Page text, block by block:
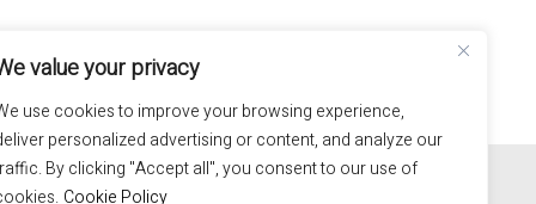
value your privacy
use cookies to improve your browsing experience,
personalized advertising or content, and analyze our
By clicking "Accept all", you consent to our use of
Cookie Policy
100% hand made in Italy